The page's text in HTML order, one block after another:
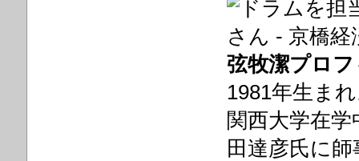
弦牧潔プロ
1981年生ま
関西大学在
田達彦氏に師